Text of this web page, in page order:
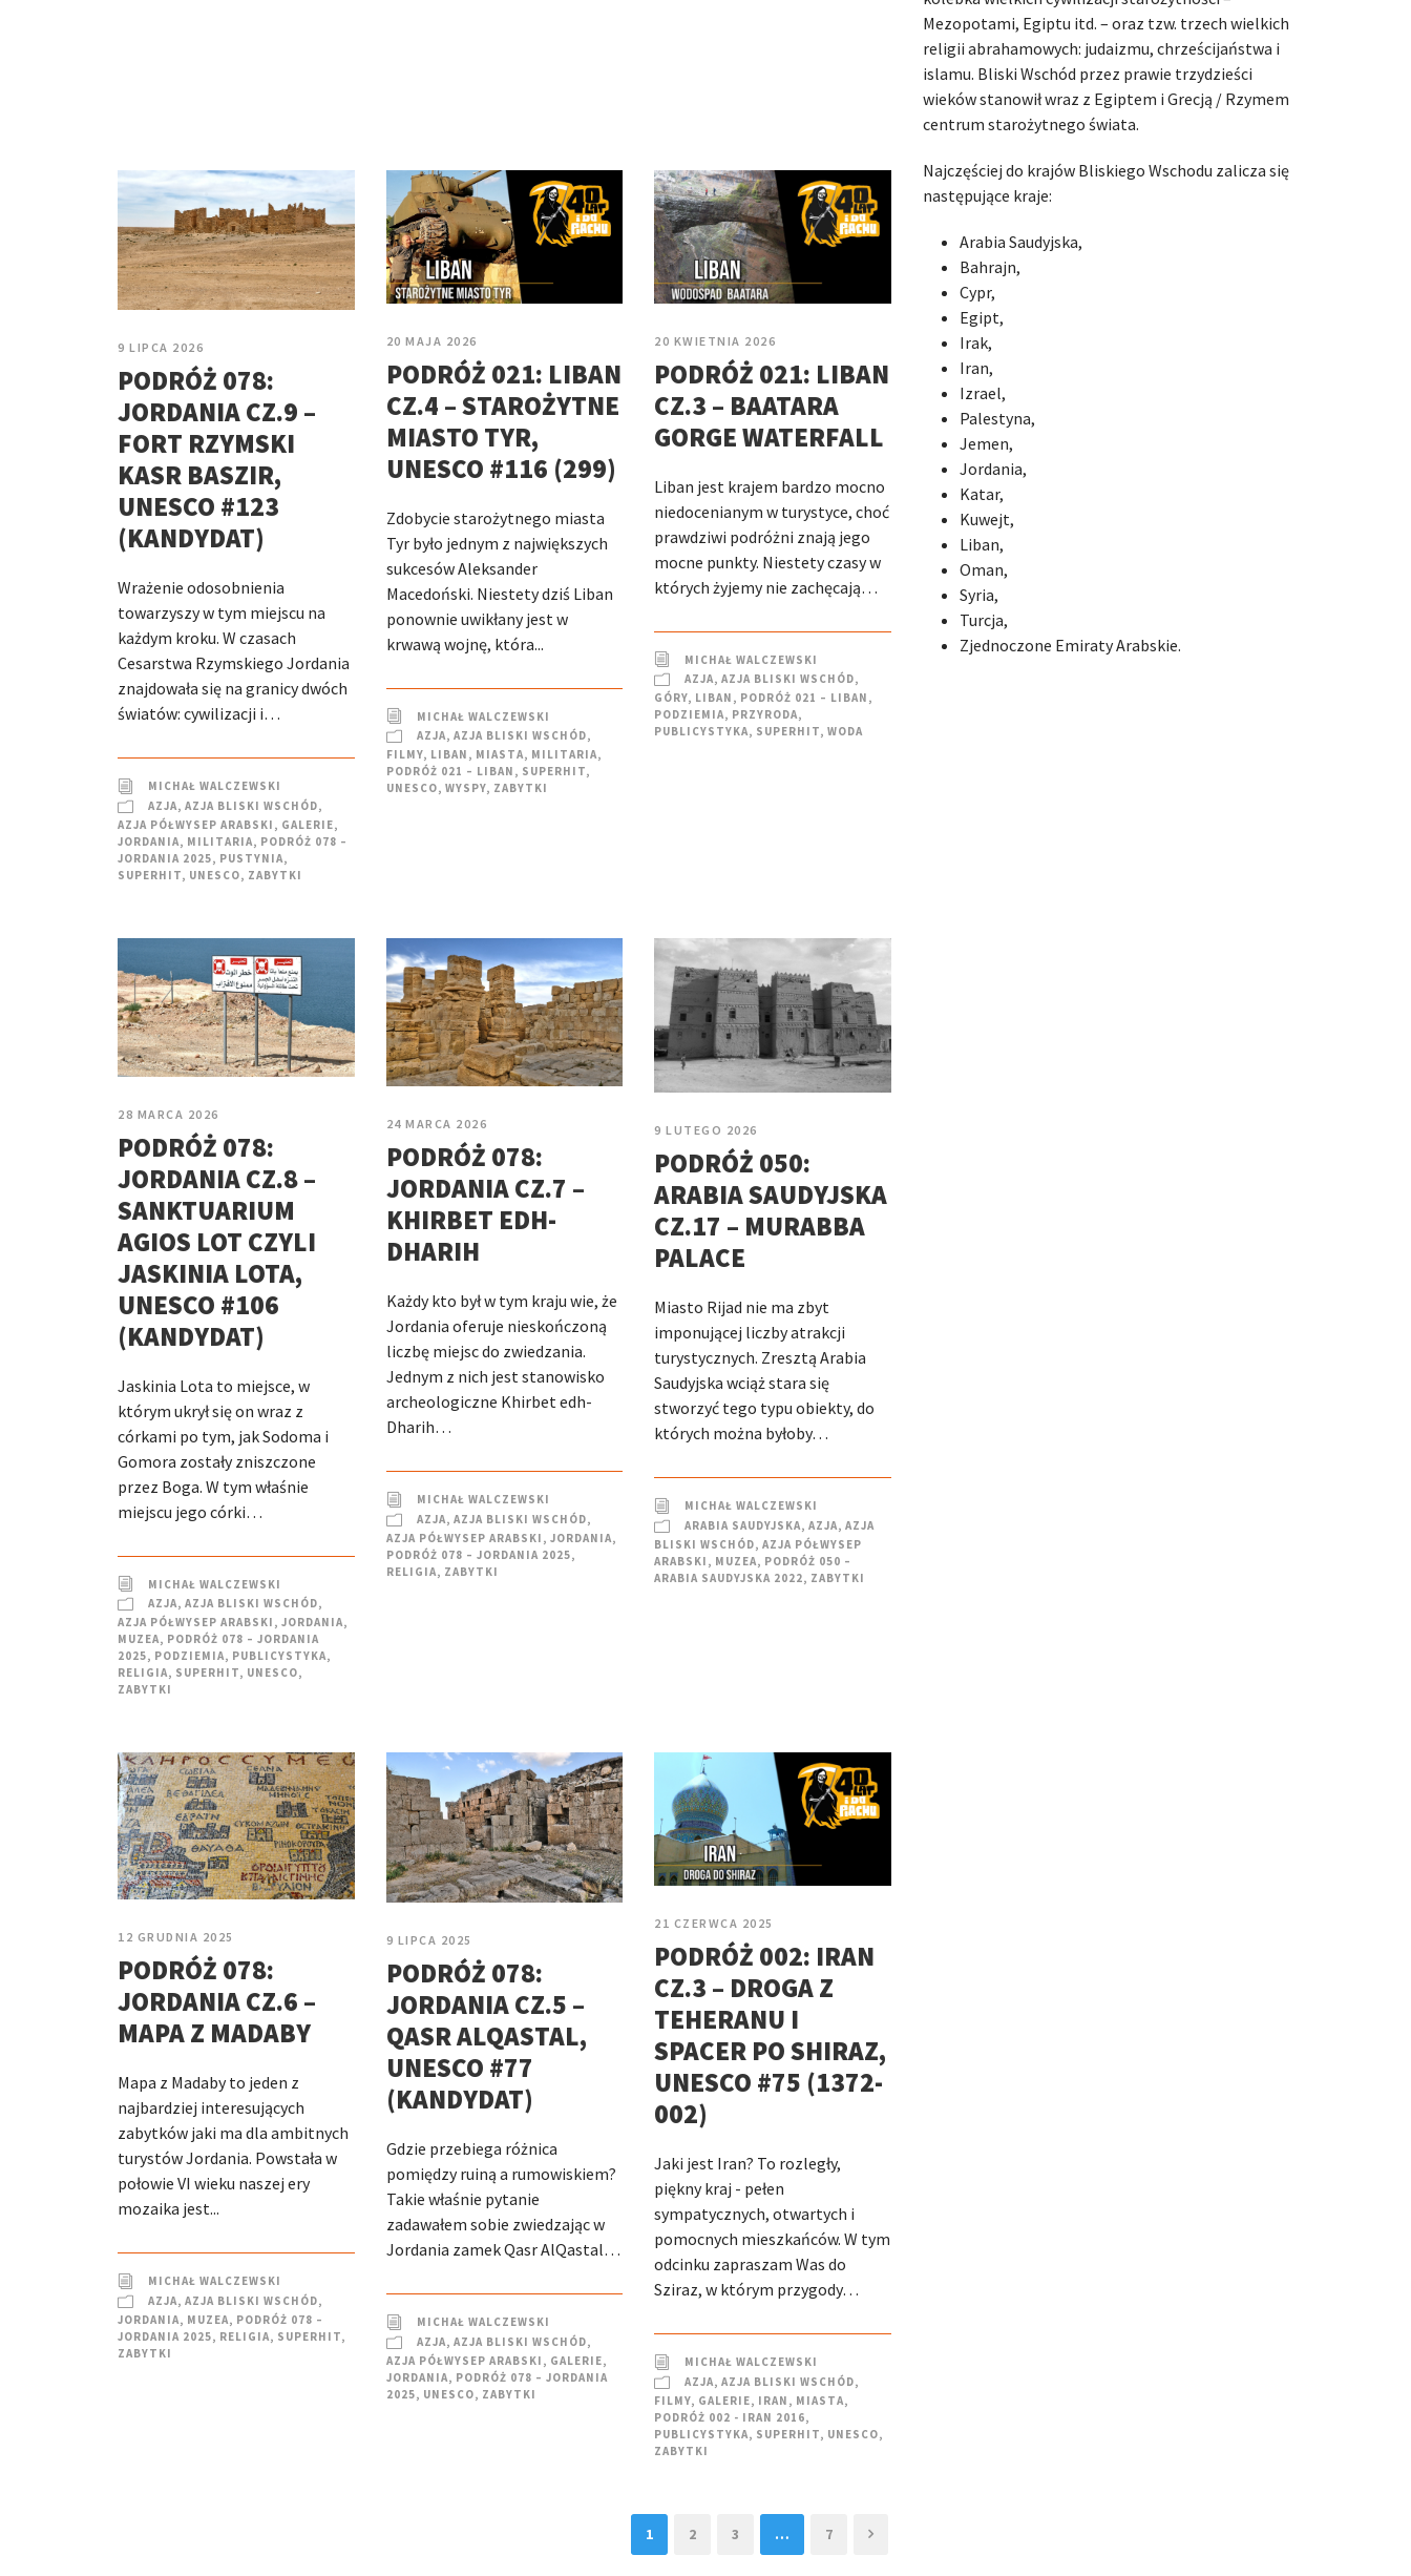
9 LIPCA 2026
PODRÓŻ 078:
JORDANIA CZ.9 –
FORT RZYMSKI
KASR BASZIR,
UNESCO #123
(KANDYDAT)
Wrażenie odosobnienia
towarzyszy w tym miejscu na
każdym kroku. W czasach
Cesarstwa Rzymskiego Jordania
znajdowała się na granicy dwóch
światów: cywilizacji i…
MICHAŁ WALCZEWSKI
AZJA, AZJA BLISKI WSCHÓD,
AZJA PÓŁWYSEP ARABSKI , GALERIE,
JORDANIA, MILITARIA, PODRÓŻ 078 –
JORDANIA 2025, PUSTYNIA,
SUPERHIT, UNESCO, ZABYTKI
20 MAJA 2026
PODRÓŻ 021: LIBAN
CZ.4 – STAROŻYTNE
MIASTO TYR,
UNESCO #116 (299)
Zdobycie starożytnego miasta
Tyr było jednym z największych
sukcesów Aleksander
Macedoński. Niestety dziś Liban
ponownie uwikłany jest w
krwawą wojnę, która...
MICHAŁ WALCZEWSKI
AZJA, AZJA BLISKI WSCHÓD,
FILMY, LIBAN , MIASTA, MILITARIA,
PODRÓŻ 021 – LIBAN , SUPERHIT,
UNESCO, WYSPY, ZABYTKI
20 KWIETNIA 2026
PODRÓŻ 021: LIBAN
CZ.3 – BAATARA
GORGE WATERFALL
Liban jest krajem bardzo mocno
niedocenianym w turystyce, choć
prawdziwi podróżni znają jego
mocne punkty. Niestety czasy w
których żyjemy nie zachęcają…
MICHAŁ WALCZEWSKI
AZJA, AZJA BLISKI WSCHÓD,
GÓRY, LIBAN , PODRÓŻ 021 – LIBAN ,
PODZIEMIA, PRZYRODA,
PUBLICYSTYKA, SUPERHIT, WODA
28 MARCA 2026
PODRÓŻ 078:
JORDANIA CZ.8 –
SANKTUARIUM
AGIOS LOT CZYLI
JASKINIA LOTA,
UNESCO #106
(KANDYDAT)
Jaskinia Lota to miejsce, w
którym ukrył się on wraz z
córkami po tym, jak Sodoma i
Gomora zostały zniszczone
przez Boga. W tym właśnie
miejscu jego córki…
MICHAŁ WALCZEWSKI
AZJA, AZJA BLISKI WSCHÓD,
AZJA PÓŁWYSEP ARABSKI , JORDANIA,
MUZEA, PODRÓŻ 078 – JORDANIA
2025, PODZIEMIA, PUBLICYSTYKA,
RELIGIA, SUPERHIT, UNESCO,
ZABYTKI
24 MARCA 2026
PODRÓŻ 078:
JORDANIA CZ.7 –
KHIRBET EDH-
DHARIH
Każdy kto był w tym kraju wie, że
Jordania oferuje nieskończoną
liczbę miejsc do zwiedzania.
Jednym z nich jest stanowisko
archeologiczne Khirbet edh-
Dharih…
MICHAŁ WALCZEWSKI
AZJA, AZJA BLISKI WSCHÓD,
AZJA PÓŁWYSEP ARABSKI , JORDANIA,
PODRÓŻ 078 – JORDANIA 2025,
RELIGIA, ZABYTKI
9 LUTEGO 2026
PODRÓŻ 050:
ARABIA SAUDYJSKA
CZ.17 – MURABBA
PALACE
Miasto Rijad nie ma zbyt
imponującej liczby atrakcji
turystycznych. Zresztą Arabia
Saudyjska wciąż stara się
stworzyć tego typu obiekty, do
których można byłoby…
MICHAŁ WALCZEWSKI
ARABIA SAUDYJSKA, AZJA, AZJA
BLISKI WSCHÓD, AZJA PÓŁWYSEP
ARABSKI , MUZEA, PODRÓŻ 050 –
ARABIA SAUDYJSKA 2022, ZABYTKI
12 GRUDNIA 2025
PODRÓŻ 078:
JORDANIA CZ.6 –
MAPA Z MADABY
Mapa z Madaby to jeden z
najbardziej interesujących
zabytków jaki ma dla ambitnych
turystów Jordania. Powstała w
połowie VI wieku naszej ery
mozaika jest...
MICHAŁ WALCZEWSKI
AZJA, AZJA BLISKI WSCHÓD,
JORDANIA, MUZEA, PODRÓŻ 078 –
JORDANIA 2025, RELIGIA, SUPERHIT,
ZABYTKI
9 LIPCA 2025
PODRÓŻ 078:
JORDANIA CZ.5 –
QASR ALQASTAL,
UNESCO #77
(KANDYDAT)
Gdzie przebiega różnica
pomiędzy ruiną a rumowiskiem?
Takie właśnie pytanie
zadawałem sobie zwiedzając w
Jordania zamek Qasr AlQastal…
MICHAŁ WALCZEWSKI
AZJA, AZJA BLISKI WSCHÓD,
AZJA PÓŁWYSEP ARABSKI , GALERIE,
JORDANIA, PODRÓŻ 078 – JORDANIA
2025, UNESCO, ZABYTKI
21 CZERWCA 2025
PODRÓŻ 002: IRAN
CZ.3 – DROGA Z
TEHERANU I
SPACER PO SHIRAZ,
UNESCO #75 (1372-
002)
Jaki jest Iran? To rozległy,
piękny kraj - pełen
sympatycznych, otwartych i
pomocnych mieszkańców. W tym
odcinku zapraszam Was do
Sziraz, w którym przygody…
MICHAŁ WALCZEWSKI
AZJA, AZJA BLISKI WSCHÓD,
FILMY, GALERIE, IRAN , MIASTA,
PODRÓŻ 002 - IRAN 2016,
PUBLICYSTYKA, SUPERHIT, UNESCO,
ZABYTKI
1 2 3 … 7
Mezopotami, Egiptu itd. – oraz tzw. trzech wielkich
religii abrahamowych: judaizmu, chrześcijaństwa i
islamu. Bliski Wschód przez prawie trzydzieści
wieków stanowił wraz z Egiptem i Grecją / Rzymem
centrum starożytnego świata.
Najczęściej do krajów Bliskiego Wschodu zalicza się
następujące kraje:
Arabia Saudyjska,
Bahrajn,
Cypr,
Egipt,
Irak,
Iran,
Izrael,
Palestyna,
Jemen,
Jordania,
Katar,
Kuwejt,
Liban,
Oman,
Syria,
Turcja,
Zjednoczone Emiraty Arabskie.